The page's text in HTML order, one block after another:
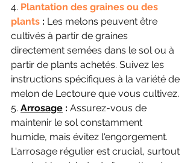
4. Plantation des graines ou des
plants : Les melons peuvent être
cultivés à partir de graines
directement semées dans le sol ou à
partir de plants achetés. Suivez les
instructions spécifiques à la variété de
melon de Lectoure que vous cultivez.
5. Arrosage : Assurez-vous de
maintenir le sol constamment
humide, mais évitez l'engorgement.
L'arrosage régulier est crucial, surtout